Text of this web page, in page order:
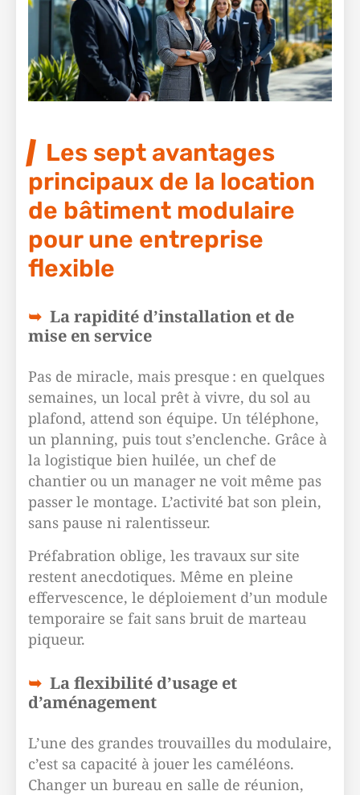
Les sept avantages
principaux de la location
de bâtiment modulaire
pour une entreprise
flexible
La rapidité d’installation et de
mise en service
Pas de miracle, mais presque : en quelques
semaines, un local prêt à vivre, du sol au
plafond, attend son équipe. Un téléphone,
un planning, puis tout s’enclenche. Grâce à
la logistique bien huilée, un chef de
chantier ou un manager ne voit même pas
passer le montage. L’activité bat son plein,
sans pause ni ralentisseur.
Préfabration oblige, les travaux sur site
restent anecdotiques. Même en pleine
effervescence, le déploiement d’un module
temporaire se fait sans bruit de marteau
piqueur.
La flexibilité d’usage et
d’aménagement
L’une des grandes trouvailles du modulaire,
c’est sa capacité à jouer les caméléons.
Changer un bureau en salle de réunion,